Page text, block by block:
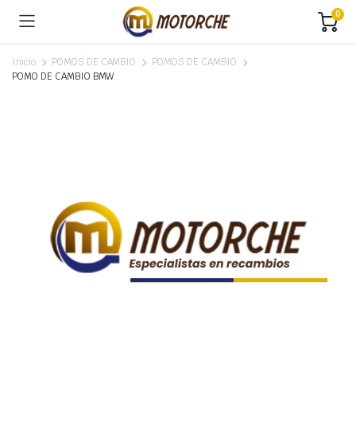
0
Inicio POMOS DE CAMBIO
POMOS DE CAMBIO
POMO DE CAMBIO BMW